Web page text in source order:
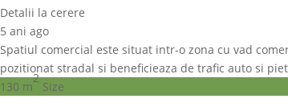
Detalii la cerere
5 ani ago
Spatiul comercial este situat intr-o zona cu vad
pozitionat stradal si beneficieaza de trafic auto si
130 m
2
Size